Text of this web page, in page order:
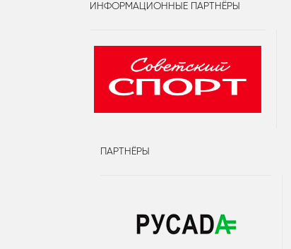
ИНФОРМАЦИОННЫЕ ПАРТНЁРЫ
ПАРТНЁРЫ